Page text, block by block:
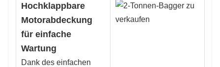
Hochklappbare
Motorabdeckung
für einfache
Wartung
Dank des einfachen